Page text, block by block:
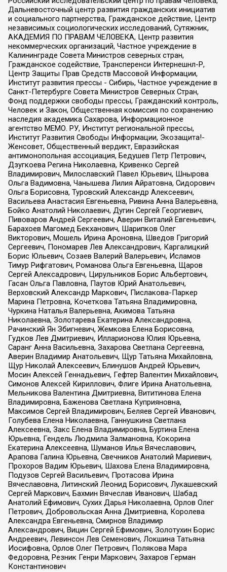
Дальневосточный центр развития гражданских инициатив
и социального партнерства, Гражданское действие, Центр
независимых социологических исследований, Сутяжник,
АКАДЕМИЯ ПО ПРАВАМ ЧЕЛОВЕКА, Центр развития
некоммерческих организаций, Частное учреждение в
Калининграде Совета Министров северных стран,
Гражданское содействие, Трансперенси Интернешнл-Р,
Центр Защиты Прав Средств Массовой Информации,
Институт развития прессы - Сибирь, Частное учреждение в
Санкт-Петербурге Совета Министров Северных Стран,
Фонд поддержки свободы прессы, Гражданский контроль,
Человек и Закон, Общественная комиссия по сохранению
наследия академика Сахарова, Информационное
агентство МЕМО. РУ, Институт региональной прессы,
Институт Развития Свободы Информации, Экозащита!-
Женсовет, Общественный вердикт, Евразийская
антимонопольная ассоциация, Бедушев Петр Петрович,
Дзугкоева Регина Николаевна, Кривенко Сергей
Владимирович, Милославский Павел Юрьевич, Шнырова
Ольга Вадимовна, Чанышева Лилия Айратовна, Сидорович
Ольга Борисовна, Туровский Александр Алексеевич,
Васильева Анастасия Евгеньевна, Ривина Анна Валерьевна,
Бойко Анатолий Николаевич, Дугин Сергей Георгиевич,
Пивоваров Андрей Сергеевич, Аверин Виталий Евгеньевич,
Барахоев Магомед Бекханович, Шарипков Олег
Викторович, Мошель Ирина Ароновна, Шведов Григорий
Сергеевич, Пономарев Лев Александрович, Каргалицкий
Борис Юльевич, Созаев Валерий Валерьевич, Исламов
Тимур Рифгатович, Романова Ольга Евгеньевна, Щаров
Сергей Алексадрович, Цирульников Борис Альбертович,
Гасан Ольга Павловна, Паутов Юрий Анатольевич,
Верховский Александр Маркович, Пислакова-Паркер
Марина Петровна, Кочеткова Татьяна Владимировна,
Чуркина Наталья Валерьевна, Акимова Татьяна
Николаевна, Золотарева Екатерина Александровна,
Рачинский Ян Збигневич, Жемкова Елена Борисовна,
Гудков Лев Дмитриевич, Илларионова Юлия Юрьевна,
Саранг Анна Васильевна, Захарова Светлана Сергеевна,
Аверин Владимир Анатольевич, Щур Татьяна Михайловна,
Щур Николай Алексеевич, Блинушов Андрей Юрьевич,
Мосин Алексей Геннадьевич, Гефтер Валентин Михайлович,
Симонов Алексей Кириллович, Флиге Ирина Анатольевна,
Мельникова Валентина Дмитриевна, Вититинова Елена
Владимировна, Баженова Светлана Куприяновна,
Максимов Сергей Владимирович, Беляев Сергей Иванович,
Голубева Елена Николаевна, Ганнушкина Светлана
Алексеевна, Закс Елена Владимировна, Буртина Елена
Юрьевна, Гендель Людмила Залмановна, Кокорина
Екатерина Алексеевна, Шуманов Илья Вячеславович,
Арапова Галина Юрьевна, Свечников Анатолий Мариевич,
Прохоров Вадим Юрьевич, Шахова Елена Владимировна,
Подузов Сергей Васильевич, Протасова Ирина
Вячеславовна, Литинский Леонид Борисович, Лукашевский
Сергей Маркович, Бахмин Вячеслав Иванович, Шабад
Анатолий Ефимович, Сухих Дарья Николаевна, Орлов Олег
Петрович, Добровольская Анна Дмитриевна, Королева
Александра Евгеньевна, Смирнов Владимир
Александрович, Вицин Сергей Ефимович, Золотухин Борис
Андреевич, Левинсон Лев Семенович, Локшина Татьяна
Иосифовна, Орлов Олег Петрович, Полякова Мара
Федоровна, Резник Генри Маркович, Захаров Герман
Константинович